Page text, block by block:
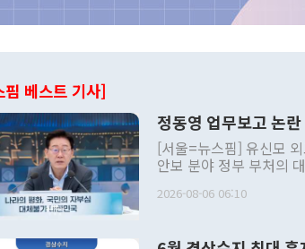
핌 베스트 기사]
정동영 업무보고 논란
[서울=뉴스핌] 유신모
안보 분야 정부 부처의
발언 중에는 정부 내 조
2026-08-06 06:10